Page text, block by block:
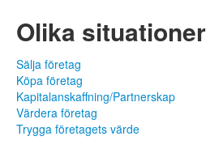
Olika situationer
Sälja företag
Köpa företag
Kapitalanskaffning/Partnerskap
Värdera företag
Trygga företagets värde